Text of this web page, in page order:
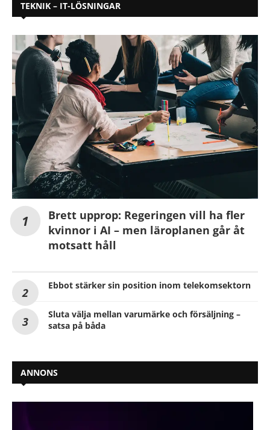
TEKNIK – IT-LÖSNINGAR
Brett upprop: Regeringen vill ha fler
kvinnor i AI – men läroplanen går åt
motsatt håll
Ebbot stärker sin position inom telekomsektorn
Sluta välja mellan varumärke och försäljning –
satsa på båda
ANNONS